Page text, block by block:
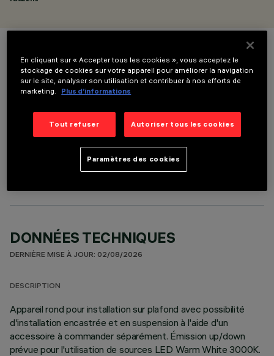
COULEUR
COMPOSANTS OPTIONNELS
DONNÉES TECHNIQUES
DERNIÈRE MISE À JOUR: 02/08/2026
DESCRIPTION
Appareil rond pour installation sur plafond avec possibilité
d'installation encastrée et en suspension à l'aide d'un
accessoire à commander séparément. Émission up/down
prévue pour l'utilisation de sources LED Warm White 3000K.
En cliquant sur « Accepter tous les cookies », vous acceptez le
stockage de cookies sur votre appareil pour améliorer la navigation
sur le site, analyser son utilisation et contribuer à nos efforts de
marketing.
Plus d’informations
Tout refuser Autoriser tous les cookies
Paramètres des cookies